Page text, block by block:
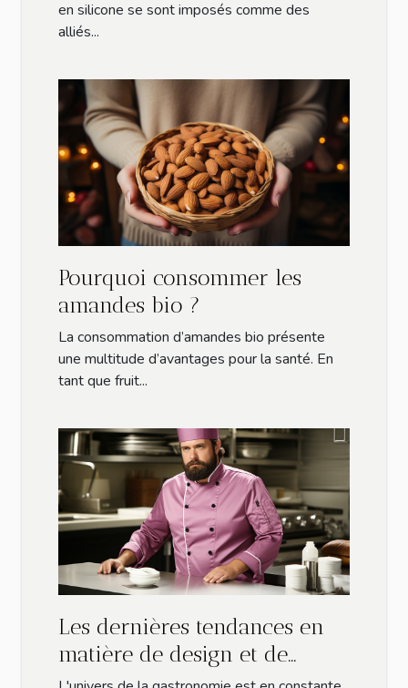
durée de vie
en silicone se sont imposés comme des
alliés...
Pourquoi consommer les
amandes bio ?
La consommation d’amandes bio présente
une multitude d’avantages pour la santé. En
tant que fruit...
Les dernières tendances en
matière de design et de
confort pour les vestes de